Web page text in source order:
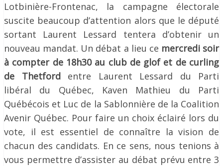
Lotbinière-Frontenac, la campagne électorale
suscite beaucoup d’attention alors que le député
sortant Laurent Lessard tentera d’obtenir un
nouveau mandat. Un débat a lieu ce mercredi soir
à compter de 18h30 au club de glof et de curling
de Thetford entre Laurent Lessard du Parti
libéral du Québec, Kaven Mathieu du Parti
Québécois et Luc de la Sablonnière de la Coalition
Avenir Québec. Pour faire un choix éclairé lors du
vote, il est essentiel de connaître la vision de
chacun des candidats. En ce sens, nous tenions à
vous permettre d’assister au débat prévu entre 3